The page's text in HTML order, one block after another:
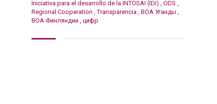
Iniciativa para el desarrollo de la INTOSAI (IDI)
ODS
Regional Cooperation
Transparencia ВОА Уганды
ВОА Финляндии
цифр